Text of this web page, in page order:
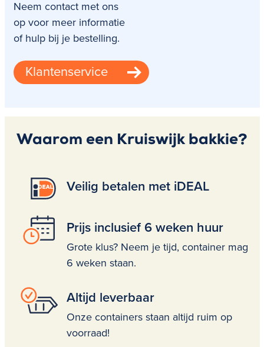
Neem contact met ons
op voor meer informatie
of hulp bij je bestelling.
Klantenservice
Waarom een Kruiswijk bakkie?
Veilig betalen met iDEAL
Prijs inclusief 6 weken huur
Grote klus? Neem je tijd, container mag
6 weken staan.
Altijd leverbaar
Onze containers staan altijd ruim op
voorraad!